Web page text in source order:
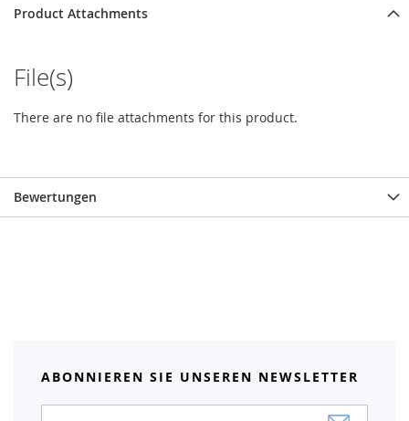
Product Attachments
File(s)
There are no file attachments for this product.
Bewertungen
ABONNIEREN SIE UNSEREN NEWSLETTER